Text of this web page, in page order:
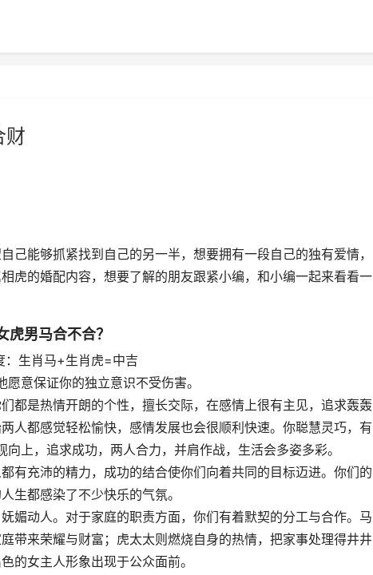
财
己能够抓紧找到自己的另一半，想要拥有一段自己的独有爱情，
虎的婚配内容，想要了解的朋友跟紧小编，和小编一起来看看一
虎男马合不合？
：生肖马+生肖虎=中吉
愿意保证你的独立意识不受伤害。
都是热情开朗的个性，擅长交际，在感情上很有主见，追求轰轰
人都感觉轻松愉快，感情发展也会很顺利快速。你聪慧灵巧，有
上，追求成功，两人合力，并肩作战，生活会多姿多彩。
有充沛的精力，成功的结合使你们向着共同的目标迈进。你们的
生都感染了不少快乐的气氛。
媚动人。对于家庭的职责方面，你们有着默契的分工与合作。马
带来荣耀与财富；虎太太则燃烧自身的热情，把家事处理得井井
的女主人形象出现于公众面前。